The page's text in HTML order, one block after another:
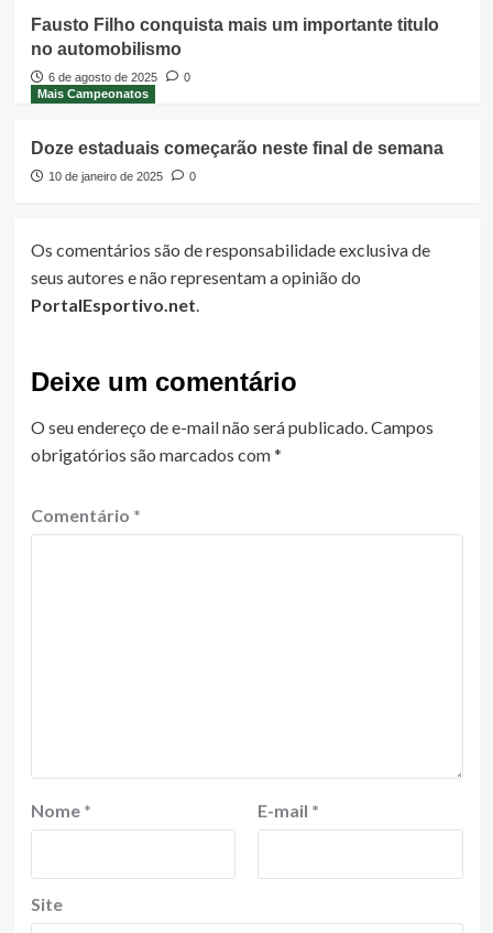
Fausto Filho conquista mais um importante titulo
no automobilismo
6 de agosto de 2025
0
Mais Campeonatos
Doze estaduais começarão neste final de semana
10 de janeiro de 2025 0
Os comentários são de responsabilidade exclusiva de
seus autores e não representam a opinião do
PortalEsportivo.net.
Deixe um comentário
O seu endereço de e-mail não será publicado.Campos
obrigatórios são marcados com*
Comentário *
Nome * E-mail *
Site